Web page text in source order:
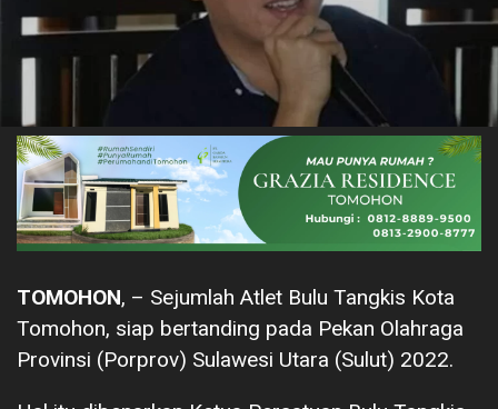
TOMOHON, – Sejumlah Atlet Bulu Tangkis Kota
Tomohon, siap bertanding pada Pekan Olahraga
Provinsi (Porprov) Sulawesi Utara (Sulut) 2022.